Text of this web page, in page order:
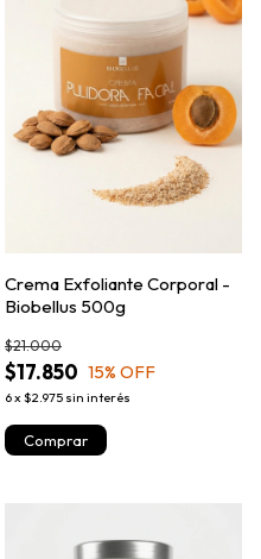
Crema Exfoliante Corporal -
Biobellus 500g
$17.850
$21.000
15% OFF
6x $2.975 sin interés